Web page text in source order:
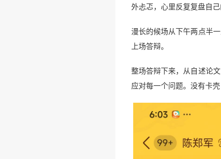
外忐忑，心里反复复盘自
漫长的候场从下午两点半
上场答辩。
整场答辩下来，从自述论
应对每一个问题。没有卡